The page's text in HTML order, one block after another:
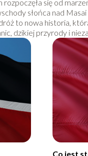
się od
słońca nad
to nowa historia,
dzikiej przyrody i
Co jest